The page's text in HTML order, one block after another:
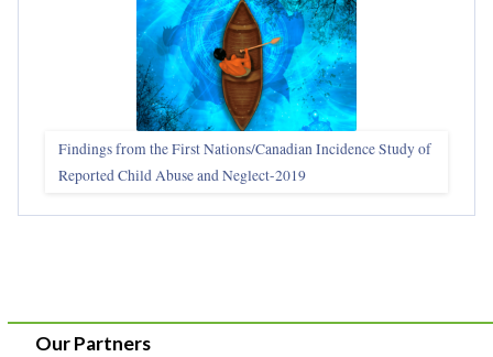
Findings from the First Nations/Canadian Incidence Study of
Reported Child Abuse and Neglect-2019
Our Partners